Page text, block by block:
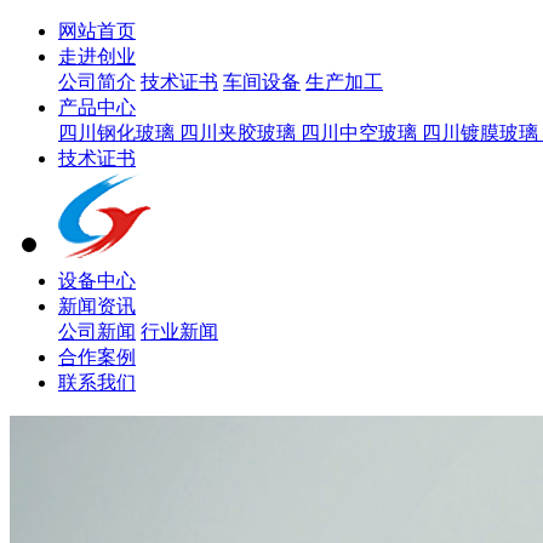
网站首页
走进创业
公司简介 技术证书 车间设备 生产加工
产品中心
四川钢化玻璃 四川夹胶玻璃 四川中空玻璃 四川镀膜玻璃
技术证书
设备中心
新闻资讯
公司新闻 行业新闻
合作案例
联系我们